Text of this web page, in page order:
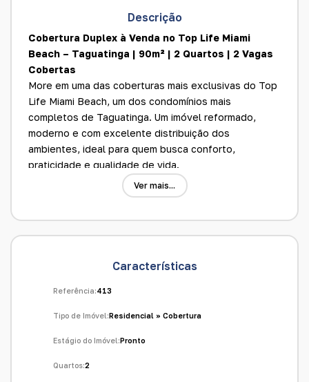
Descrição
Cobertura Duplex à Venda no Top Life Miami
Beach – Taguatinga | 90m² | 2 Quartos | 2 Vagas
Cobertas
More em uma das coberturas mais exclusivas do Top
Life Miami Beach, um dos condomínios mais
completos de Taguatinga. Um imóvel reformado,
moderno e com excelente distribuição dos
ambientes, ideal para quem busca conforto,
praticidade e qualidade de vida.
Detalhes do imóvel:
* Cobertura duplex com 90 m²
* Cozinha rica em armários planejados
* Piso em porcelanato
* Banheiro social no piso inferior
* Banheiro social no piso superior
localizadas na entrada do bloco
Ver mais...
Características
Referência:413
Tipo de Imóvel:Residencial » Cobertura
Estágio do Imóvel:Pronto
Quartos:2